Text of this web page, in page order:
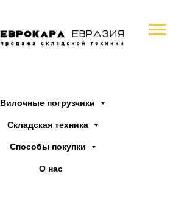
Вилочные погрузчики
Складская техника
Способы покупки
О нас